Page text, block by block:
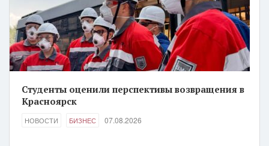
Студенты оценили перспективы возвращения в
Красноярск
НОВОСТИ БИЗНЕС 07.08.2026